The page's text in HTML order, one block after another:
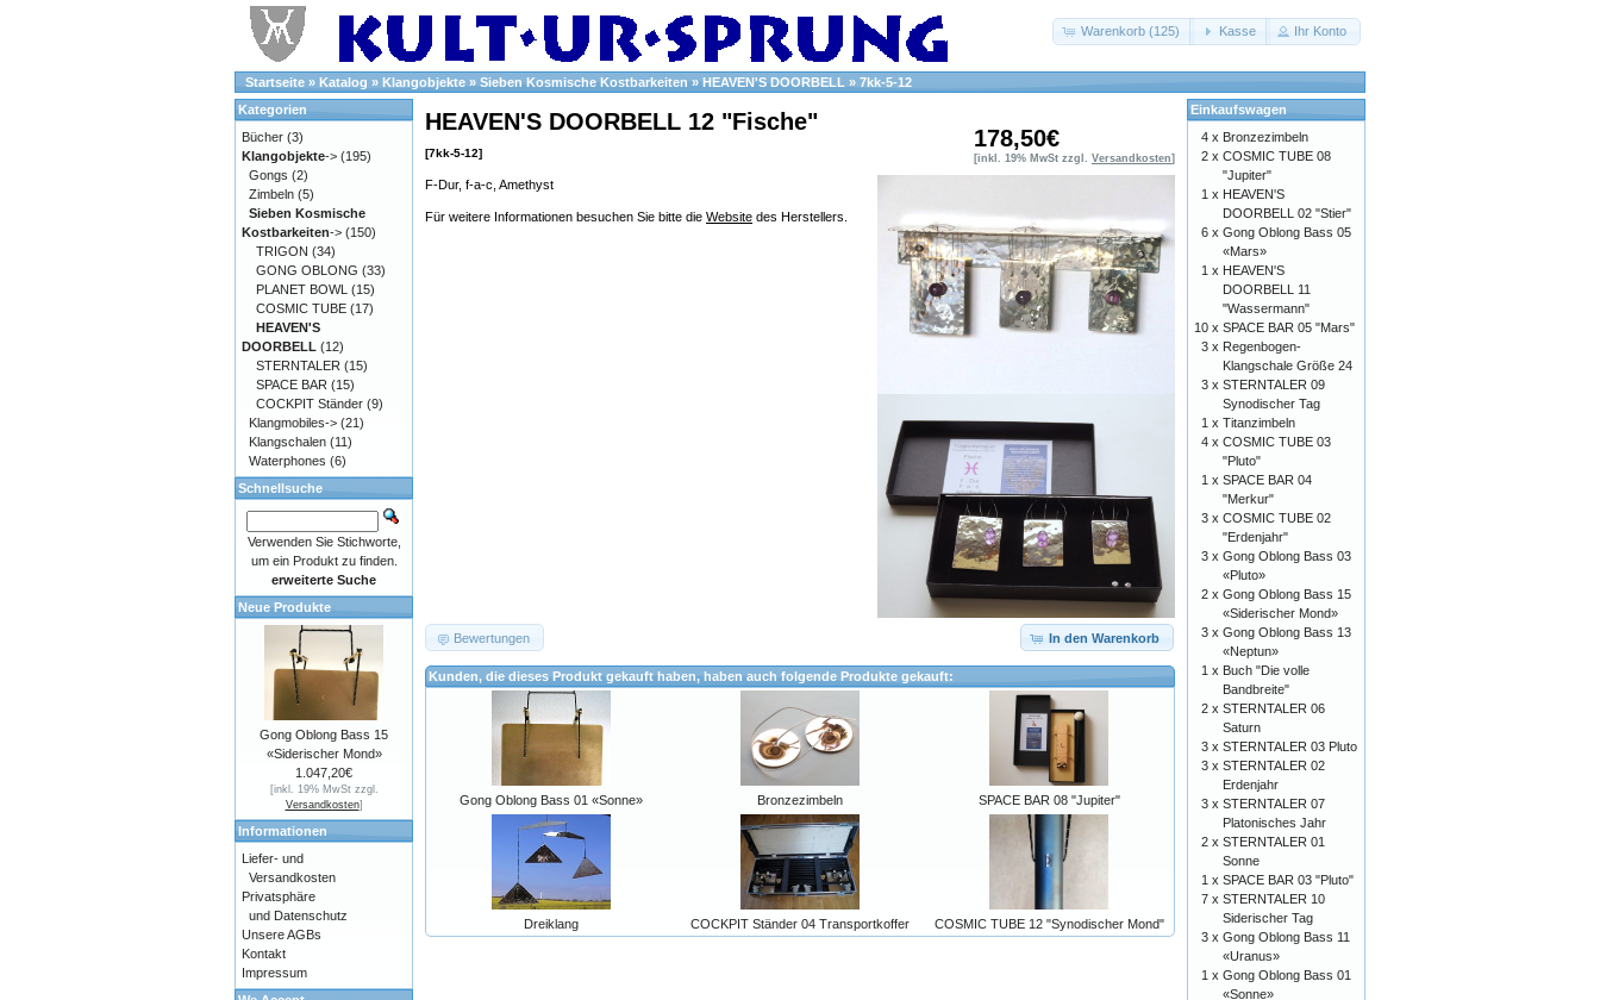
Warenkorb (125) Kasse Ihr Konto
Startseite » Katalog » Klangobjekte » Sieben Kosmische Kostbarkeiten » HEAVEN'S DOORBELL » 7kk-5-12
178,50€
[inkl. 19% MwSt zzgl. Versandkosten]
HEAVEN'S DOORBELL 12 "Fische"
[7kk-5-12]
F-Dur, f-a-c, Amethyst
Für weitere Informationen besuchen Sie bitte die Website des Herstellers.
In den Warenkorb
Bewertungen
Kunden, die dieses Produkt gekauft haben, haben auch folgende Produkte gekauft:
Gong Oblong Bass 01 «Sonne» Bronzezimbeln SPACE BAR 08 "Jupiter"
Dreiklang COCKPIT Ständer 04 Transportkoffer COSMIC TUBE 12 "Synodischer Mond"
Kategorien
Bücher (3)
Klangobjekte-> (195)
Gongs (2)
Zimbeln (5)
Sieben Kosmische
Kostbarkeiten-> (150)
TRIGON (34)
GONG OBLONG (33)
PLANET BOWL (15)
COSMIC TUBE (17)
HEAVEN'S
DOORBELL (12)
STERNTALER (15)
SPACE BAR (15)
COCKPIT Ständer (9)
Klangmobiles-> (21)
Klangschalen (11)
Waterphones (6)
Schnellsuche
Verwenden Sie Stichworte,
um ein Produkt zu finden.
erweiterte Suche
Neue Produkte
Gong Oblong Bass 15
«Siderischer Mond»
1.047,20€
[inkl. 19% MwSt zzgl.
Versandkosten]
Informationen
Liefer- und
Versandkosten
Privatsphäre
und Datenschutz
Unsere AGBs
Kontakt
Impressum
Einkaufswagen
4 x Bronzezimbeln
2 x COSMIC TUBE 08
"Jupiter"
1 x HEAVEN'S
DOORBELL 02 "Stier"
6 x Gong Oblong Bass 05
«Mars»
1 x HEAVEN'S
DOORBELL 11
"Wassermann"
10 x SPACE BAR 05 "Mars"
3 x Regenbogen-
Klangschale Größe 24
3 x STERNTALER 09
Synodischer Tag
1 x Titanzimbeln
4 x COSMIC TUBE 03
"Pluto"
1 x SPACE BAR 04
"Merkur"
3 x COSMIC TUBE 02
"Erdenjahr"
3 x Gong Oblong Bass 03
«Pluto»
2 x Gong Oblong Bass 15
«Siderischer Mond»
3 x Gong Oblong Bass 13
«Neptun»
1 x Buch "Die volle
Bandbreite"
2 x STERNTALER 06
Saturn
3 x STERNTALER 03 Pluto
3 x STERNTALER 02
Erdenjahr
3 x STERNTALER 07
Platonisches Jahr
2 x STERNTALER 01
Sonne
1 x SPACE BAR 03 "Pluto"
7 x STERNTALER 10
Siderischer Tag
3 x Gong Oblong Bass 11
«Uranus»
1 x Gong Oblong Bass 01
«Sonne»